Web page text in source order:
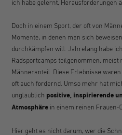
ich habe gelernt, Herausforderungen
Doch in einem Sport, der oft von
Momente, in denen man sich
durchkämpfen will. Jahrelang habe
Radsportcamps teilgenommen, meist
Männeranteil. Diese Erlebnisse
oft auch fordernd. Umso mehr hat
unglaublich positive, inspirierende
Atmosphäre in einem reinen Frauen-
Hier geht es nicht darum, wer die